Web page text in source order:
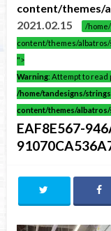
content/themes/
2021.02.15
/
content/themes/albatros/
">
Warning: Attempt to read
/home/tandesigns/
content/themes/
EAF8E567-